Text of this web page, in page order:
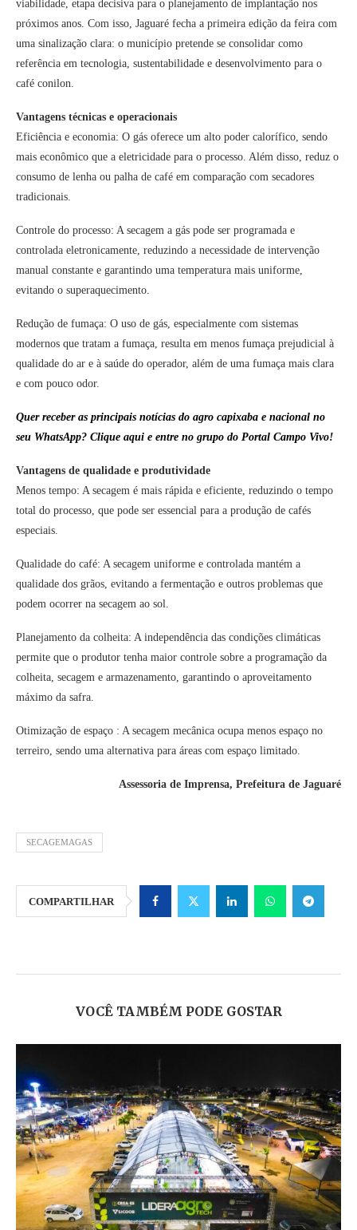
viabilidade, etapa decisiva para o planejamento de implantação nos
próximos anos. Com isso, Jaguaré fecha a primeira edição da feira com
uma sinalização clara: o município pretende se consolidar como
referência em tecnologia, sustentabilidade e desenvolvimento para o
café conilon.
Vantagens técnicas e operacionais
Eficiência e economia: O gás oferece um alto poder calorífico, sendo
mais econômico que a eletricidade para o processo. Além disso, reduz o
consumo de lenha ou palha de café em comparação com secadores
tradicionais.
Controle do processo: A secagem a gás pode ser programada e
controlada eletronicamente, reduzindo a necessidade de intervenção
manual constante e garantindo uma temperatura mais uniforme,
evitando o superaquecimento.
Redução de fumaça: O uso de gás, especialmente com sistemas
modernos que tratam a fumaça, resulta em menos fumaça prejudicial à
qualidade do ar e à saúde do operador, além de uma fumaça mais clara
e com pouco odor.
Quer receber as principais notícias do agro capixaba e nacional no
seu WhatsApp? Clique aqui e entre no grupo do Portal Campo Vivo!
Vantagens de qualidade e produtividade
Menos tempo: A secagem é mais rápida e eficiente, reduzindo o tempo
total do processo, que pode ser essencial para a produção de cafés
especiais.
Qualidade do café: A secagem uniforme e controlada mantém a
qualidade dos grãos, evitando a fermentação e outros problemas que
podem ocorrer na secagem ao sol.
Planejamento da colheita: A independência das condições climáticas
permite que o produtor tenha maior controle sobre a programação da
colheita, secagem e armazenamento, garantindo o aproveitamento
máximo da safra.
Otimização de espaço : A secagem mecânica ocupa menos espaço no
terreiro, sendo uma alternativa para áreas com espaço limitado.
Assessoria de Imprensa, Prefeitura de Jaguaré
SECAGEMAGAS
COMPARTILHAR
VOCÊ TAMBÉM PODE GOSTAR